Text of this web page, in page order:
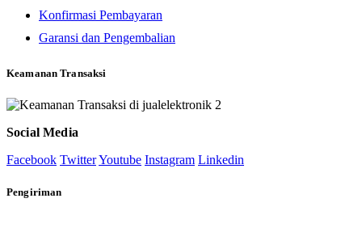
Konfirmasi Pembayaran
Garansi dan Pengembalian
Keamanan Transaksi
Social Media
Facebook TwitterYoutube Instagram Linkedin
Pengiriman